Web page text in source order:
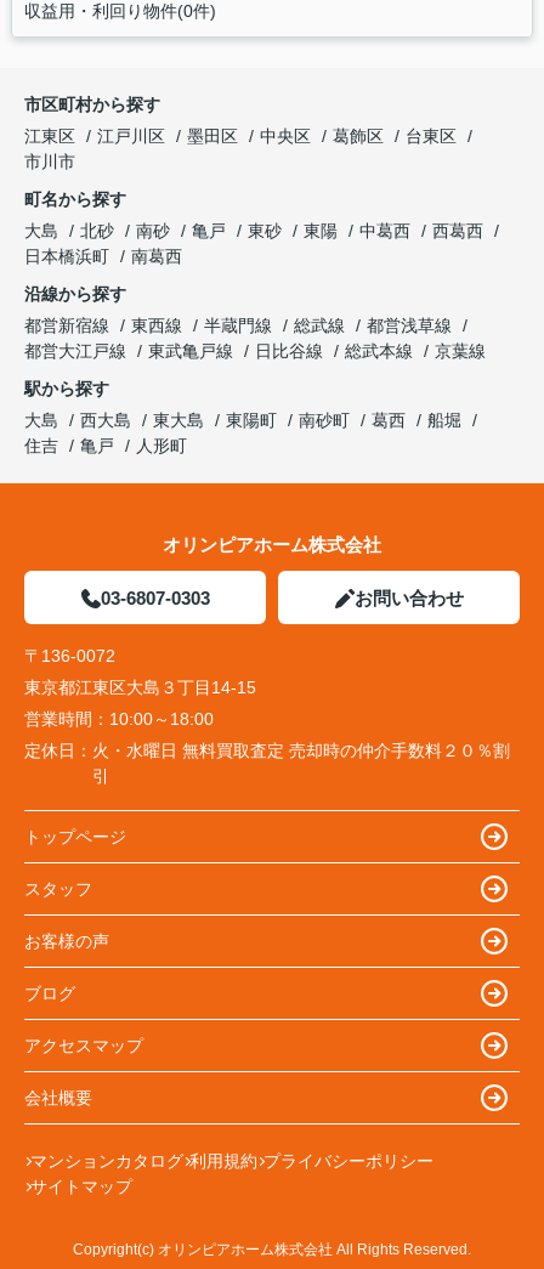
収益用・利回り物件(0件)
市区町村から探す
江東区
江戸川区 墨田区 中央区 葛飾区
台東区
市川市
町名から探す
大島
北砂 南砂 亀戸 東砂 東陽 中葛西
西葛西
日本橋浜町
南葛西
沿線から探す
都営新宿線
東西線 半蔵門線 総武線
都営浅草線
都営大江戸線
東武亀戸線 日比谷線 総武本線
京葉線
駅から探す
大島
西大島 東大島 東陽町 南砂町 葛西
船堀
住吉
亀戸 人形町
オリンピアホーム株式会社
03-6807-0303 お問い合わせ
〒136-0072
東京都江東区大島３丁目14-15
営業時間： 10:00～18:00
定休日： 火・水曜日 無料買取査定 売却時の仲介手数料２０％割
引
トップページ
スタッフ
お客様の声
ブログ
アクセスマップ
会社概要
マンションカタログ 利用規約 プライバシーポリシー
サイトマップ
Copyright(c) オリンピアホーム株式会社 All Rights Reserved.